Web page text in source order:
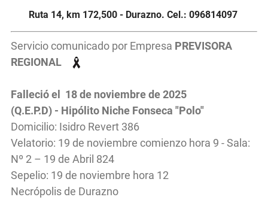
Ruta 14, km 172,500 - Durazno. Cel.: 096814097
Servicio comunicado por Empresa PREVISORA
REGIONAL
Falleció el 18 de noviembre de 2025
(Q.E.P.D) - Hipólito Niche Fonseca "Polo"
Domicilio: Isidro Revert 386
Velatorio: 19 de noviembre comienzo hora 9 - Sala:
Nº 2 – 19 de Abril 824
Sepelio: 19 de noviembre hora 12
Necrópolis de Durazno